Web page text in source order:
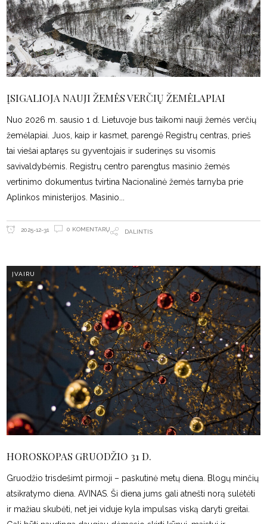
ĮSIGALIOJA NAUJI ŽEMĖS VERČIŲ ŽEMĖLAPIAI
Nuo 2026 m. sausio 1 d. Lietuvoje bus taikomi nauji žemės verčių
žemėlapiai. Juos, kaip ir kasmet, parengė Registrų centras, prieš
tai viešai aptaręs su gyventojais ir suderinęs su visomis
savivaldybėmis. Registrų centro parengtus masinio žemės
vertinimo dokumentus tvirtina Nacionalinė žemės tarnyba prie
Aplinkos ministerijos. Masinio
2025-12-31 0 KOMENTARŲ DALINTIS
ĮVAIRU
HOROSKOPAS GRUODŽIO 31 D.
Gruodžio trisdešimt pirmoji – paskutinė metų diena. Blogų minčių
atsikratymo diena. AVINAS. Ši diena jums gali atnešti norą sulėtėti
ir mažiau skubėti, net jei viduje kyla impulsas viską daryti greitai.